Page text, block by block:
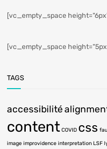
[vc_empty_space
[vc_empty_space
TAGS
accessibilité
content COVID css
image improvidence interpretation LSF